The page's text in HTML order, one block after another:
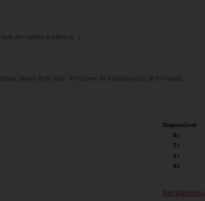
jen radost a zábava. :)
pravý hrdý muž. Při focení dá každou pózu, je to radost.
Doporučení
9x
7x
1 x
0x
Bari Darkness